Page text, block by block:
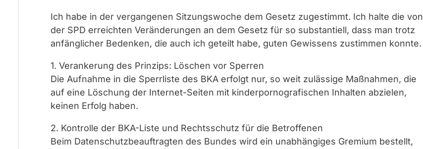
Ich habe in der vergangenen Sitzungswoche dem Gesetz zugestimmt. Ich halte die von
der SPD erreichten Veränderungen an dem Gesetz für so substantiell, dass man trotz
anfänglicher Bedenken, die auch ich geteilt habe, guten Gewissens zustimmen konnte.
1. Verankerung des Prinzips: Löschen vor Sperren
Die Aufnahme in die Sperrliste des BKA erfolgt nur, so weit zulässige Maßnahmen, die
auf eine Löschung der Internet-Seiten mit kinderpornografischen Inhalten abzielen,
keinen Erfolg haben.
2. Kontrolle der BKA-Liste und Rechtsschutz für die Betroffenen
Beim Datenschutzbeauftragten des Bundes wird ein unabhängiges Gremium bestellt,